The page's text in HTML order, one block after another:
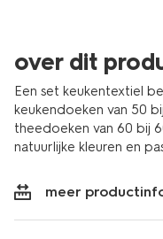
over dit
Een set keukentextiel
keukendoeken van 50
theedoeken van 60 bij
natuurlijke kleuren en
meer